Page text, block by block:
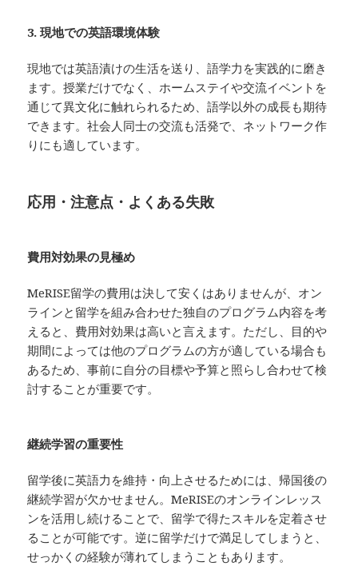
3. 現地での英語環境体験
現地では英語漬けの生活を送り、語学力を実践的に磨き
ます。授業だけでなく、ホームステイや交流イベントを
通じて異文化に触れられるため、語学以外の成長も期待
できます。社会人同士の交流も活発で、ネットワーク作
りにも適しています。
応用・注意点・よくある失敗
費用対効果の見極め
MeRISE留学の費用は決して安くはありませんが、オン
ラインと留学を組み合わせた独自のプログラム内容を考
えると、費用対効果は高いと言えます。ただし、目的や
期間によっては他のプログラムの方が適している場合も
あるため、事前に自分の目標や予算と照らし合わせて検
討することが重要です。
継続学習の重要性
留学後に英語力を維持・向上させるためには、帰国後の
継続学習が欠かせません。MeRISEのオンラインレッス
ンを活用し続けることで、留学で得たスキルを定着させ
ることが可能です。逆に留学だけで満足してしまうと、
せっかくの経験が薄れてしまうこともあります。